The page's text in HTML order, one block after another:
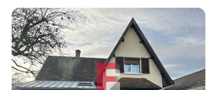
E-mail
Qui
sommes-
nous
Blog